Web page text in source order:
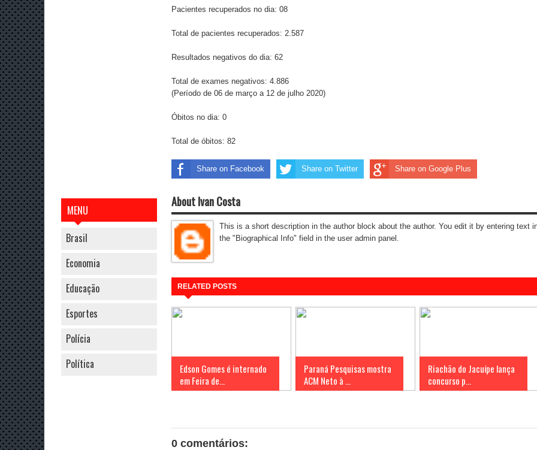
MENU
Brasil
Economia
Educação
Esportes
Polícia
Política
Pacientes recuperados no dia: 08
Total de pacientes recuperados: 2.587
Resultados negativos do dia: 62
Total de exames negativos: 4.886
(Período de 06 de março a 12 de julho 2020)
Óbitos no dia: 0
Total de óbitos: 82
Share on Facebook Share on Twitter Share on Google Plus
About Ivan Costa
This is a short description in the author block about the author. You edit it by entering text
the "Biographical Info" field in the user admin panel.
RELATED POSTS
Edson Gomes é internado
em Feira de...
Paraná Pesquisas mostra
ACM Neto à ...
Riachão do Jacuípe lança
concurso p...
0 comentários: